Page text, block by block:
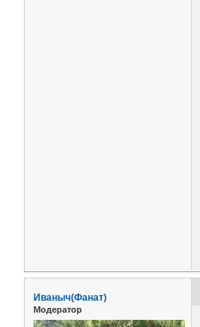
Иваныч(Фанат)
Модератор